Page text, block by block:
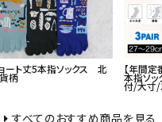
ート丈5本指ソックス 北
柄
【年間
本指ソ
付/大寸/
すべてのおすすめ商品を見る